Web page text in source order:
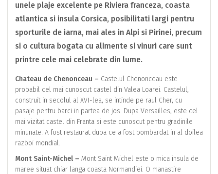
unele plaje excelente pe Riviera franceza, coasta
atlantica si insula Corsica, posibilitati largi pentru
sporturile de iarna, mai ales in Alpi si Pirinei, precum
si o cultura bogata cu alimente si vinuri care sunt
printre cele mai celebrate din lume.
Chateau de Chenonceau – Castelul Chenonceau este
probabil cel mai cunoscut castel din Valea Loarei. Castelul,
construit in secolul al XVI-lea, se intinde pe raul Cher, cu
pasaje pentru barci in partea de jos. Dupa Versailles, este cel
mai vizitat castel din Franta si este cunoscut pentru gradinile
minunate. A fost restaurat dupa ce a fost bombardat in al doilea
razboi mondial.
Mont Saint-Michel – Mont Saint Michel este o mica insula de
maree situat chiar langa coasta Normandiei. O manastire